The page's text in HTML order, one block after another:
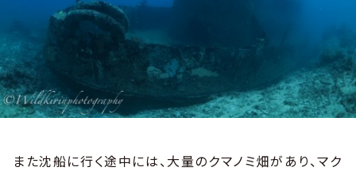
また沈船に行く途中には、大量のクマノミ畑があり、マク